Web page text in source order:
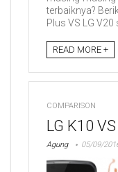
terbaiknya?
Plus VS LG V20
READ MORE +
COMPARISON
LG K10
Agung 05/09/